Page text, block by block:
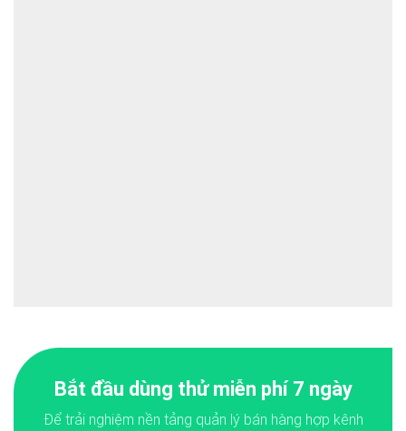
Bắt đầu dùng thử miễn phí 7 ngày
Để trải nghiệm nền tảng quản lý bán hàng hợp kênh